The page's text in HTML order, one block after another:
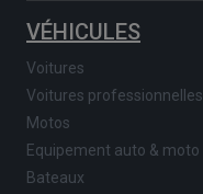
VÉHICULES
Voitures
Voitures professionnelles
Motos
Equipement auto & moto
Bateaux